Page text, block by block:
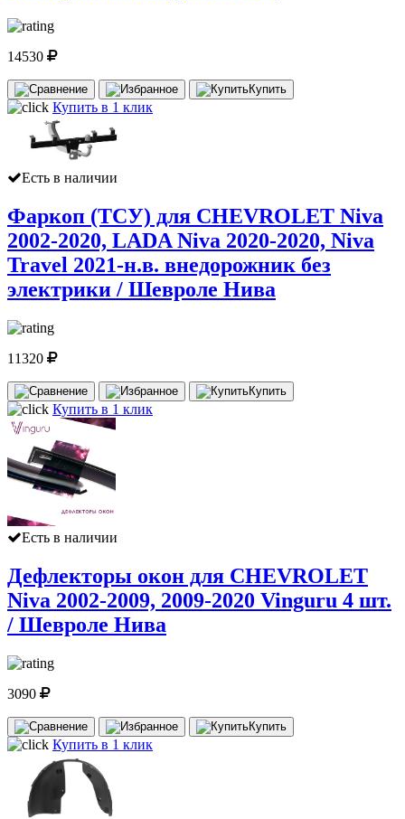
14530
Купить
Купить в 1 клик
Есть в наличии
Фаркоп (ТСУ) для CHEVROLET Niva
2002-2020, LADA Niva 2020-2020, Niva
Travel 2021-н.в. внедорожник без
электрики / Шевроле Нива
11320
Купить
Купить в 1 клик
Есть в наличии
Дефлекторы окон для CHEVROLET
Niva 2002-2009, 2009-2020 Vinguru 4 шт.
/ Шевроле Нива
3090
Купить
Купить в 1 клик